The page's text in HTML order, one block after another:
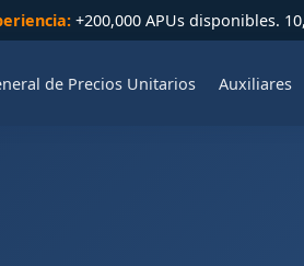
+200,000 APUs disponibles.
de Precios Unitarios Auxiliares